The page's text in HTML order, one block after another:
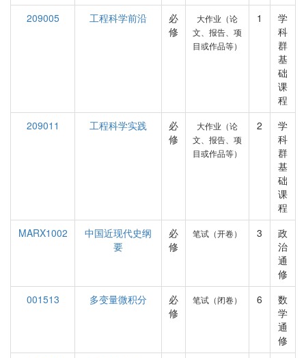
209005
工程科学前沿
必
修
大作业（论
文、报告、项
目或作品等）
1
学
科
群
基
础
课
程
209011
工程科学实践
必
修
大作业（论
文、报告、项
目或作品等）
2
学
科
群
基
础
课
程
MARX1002
中国近现代史纲
要
必
修
笔试（开卷） 3
政
治
通
修
001513
多变量微积分
必
修
笔试（闭卷） 6
数
学
通
修